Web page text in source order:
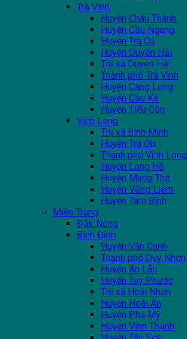
Trà Vinh
Huyện Châu Thành
Huyện Cầu Ngang
Huyện Trà Cú
Huyện Duyên Hải
Thị xã Duyên Hải
Thành phố Trà Vinh
Huyện Càng Long
Huyện Cầu Kè
Huyện Tiểu Cần
Vĩnh Long
Thị xã Bình Minh
Huyện Trà Ôn
Thành phố Vĩnh Long
Huyện Long Hồ
Huyện Mang Thít
Huyện Vũng Liêm
Huyện Tam Bình
Miền Trung
Đắk Nông
Bình Định
Huyện Vân Canh
Thành phố Quy Nhơn
Huyện An Lão
Huyện Tuy Phước
Thị xã Hoài Nhơn
Huyện Hoài Ân
Huyện Phù Mỹ
Huyện Vĩnh Thạnh